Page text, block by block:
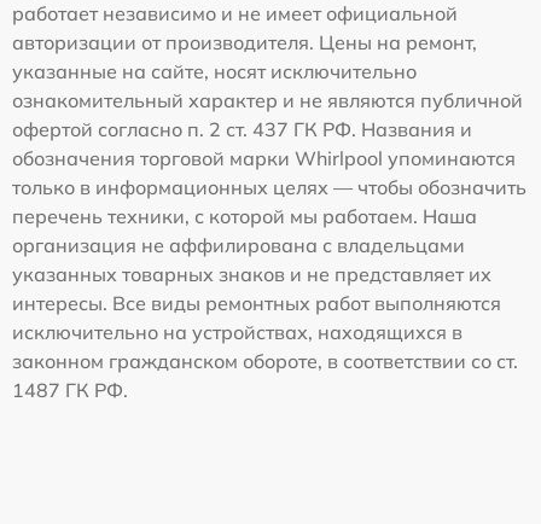
работает независимо и не имеет официальной
авторизации от производителя. Цены на ремонт,
указанные на сайте, носят исключительно
ознакомительный характер и не являются публичной
офертой согласно п. 2 ст. 437 ГК РФ. Названия и
обозначения торговой марки Whirlpool упоминаются
только в информационных целях — чтобы обозначить
перечень техники, с которой мы работаем. Наша
организация не аффилирована с владельцами
указанных товарных знаков и не представляет их
интересы. Все виды ремонтных работ выполняются
исключительно на устройствах, находящихся в
законном гражданском обороте, в соответствии со ст.
1487 ГК РФ.